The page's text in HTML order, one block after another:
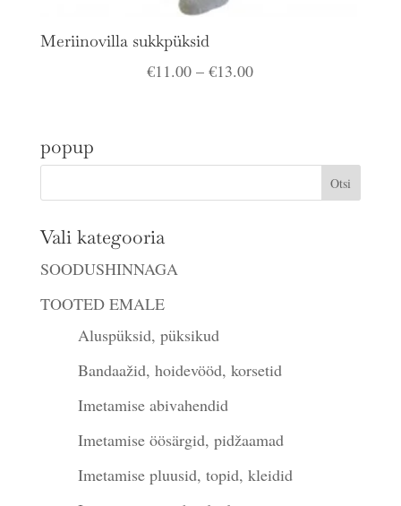
Meriinovilla sukkpüksid
€11.00 – €13.00Hinnavahemik:
popup
Vali kategooria
SOODUSHINNAGA
TOOTED EMALE
Aluspüksid, püksikud
Bandaažid, hoidevööd, korsetid
Imetamise abivahendid
Imetamise öösärgid, pidžaamad
Imetamise pluusid, topid, kleidid